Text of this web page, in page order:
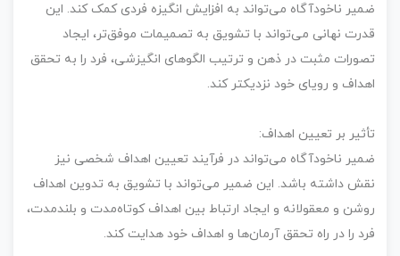
ضمیر ناخودآگاه می‌تواند به افزایش انگیزه فردی کمک کند. این
قدرت نهانی می‌تواند با تشویق به تصمیمات موفق‌تر، ایجاد
تصورات مثبت در ذهن و ترتیب الگوهای انگیزشی، فرد را به تحقق
اهداف و رویای خود نزدیکتر کند.
تأثیر بر تعیین اهداف:
ضمیر ناخودآگاه می‌تواند در فرآیند تعیین اهداف شخصی نیز
نقش داشته باشد. این ضمیر می‌تواند با تشویق به تدوین اهداف
روشن و معقولانه و ایجاد ارتباط بین اهداف کوتاه‌مدت و بلندمدت،
فرد را در راه تحقق آرمان‌ها و اهداف خود هدایت کند.